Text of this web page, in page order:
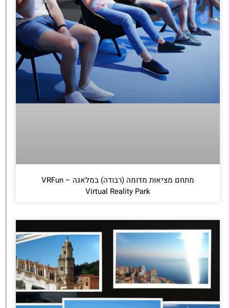
מתחם מציאות מדומה (רבודה) במלאגה – VRFun
Virtual Reality Park